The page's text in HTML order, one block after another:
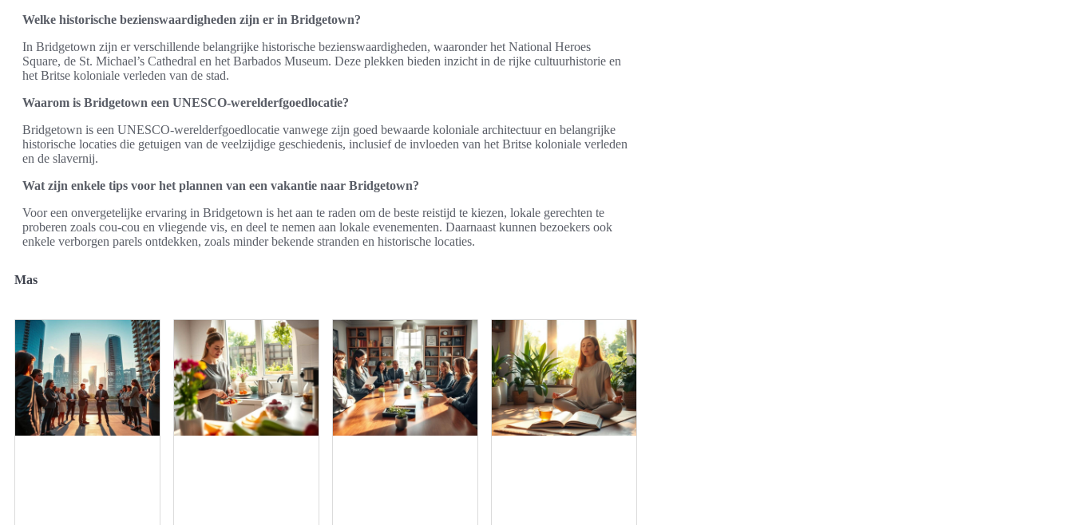
Welke historische bezienswaardigheden zijn er in Bridgetown?
In Bridgetown zijn er verschillende belangrijke historische bezienswaardigheden, waaronder het National Heroes
Square, de St. Michael’s Cathedral en het Barbados Museum. Deze plekken bieden inzicht in de rijke cultuurhistorie en
het Britse koloniale verleden van de stad.
Waarom is Bridgetown een UNESCO-werelderfgoedlocatie?
Bridgetown is een UNESCO-werelderfgoedlocatie vanwege zijn goed bewaarde koloniale architectuur en belangrijke
historische locaties die getuigen van de veelzijdige geschiedenis, inclusief de invloeden van het Britse koloniale verleden
en de slavernij.
Wat zijn enkele tips voor het plannen van een vakantie naar Bridgetown?
Voor een onvergetelijke ervaring in Bridgetown is het aan te raden om de beste reistijd te kiezen, lokale gerechten te
proberen zoals cou-cou en vliegende vis, en deel te nemen aan lokale evenementen. Daarnaast kunnen bezoekers ook
enkele verborgen parels ontdekken, zoals minder bekende stranden en historische locaties.
Mas